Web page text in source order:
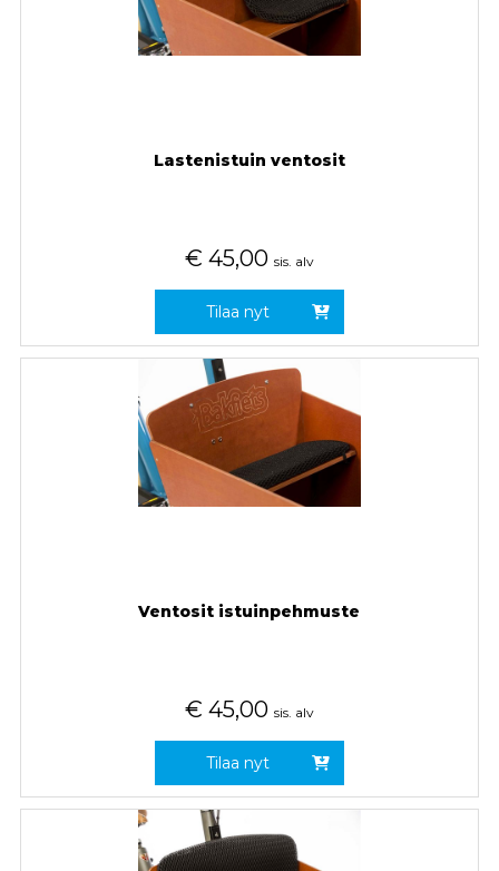
Lastenistuin ventosit
€ 45,00 sis. alv
Tilaa nyt
Ventosit istuinpehmuste
€ 45,00 sis. alv
Tilaa nyt